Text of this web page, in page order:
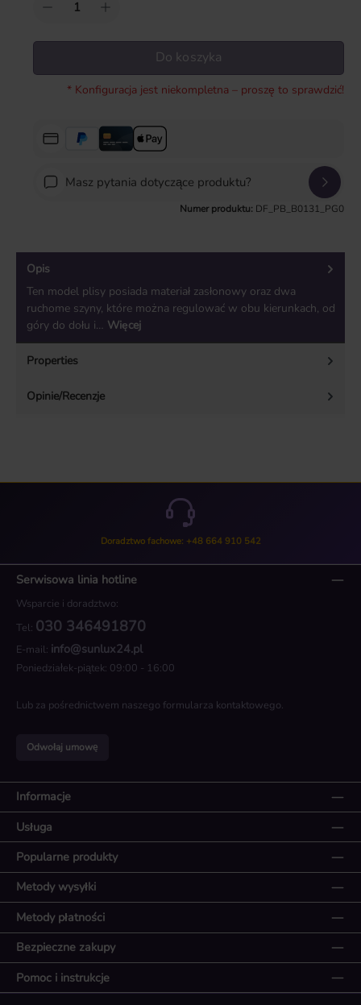
Do koszyka
* Konfiguracja jest niekompletna – proszę to sprawdzić!
Masz pytania dotyczące produktu?
Numer produktu: DF_PB_B0131_PG0
Opis
Ten model plisy posiada materiał zasłonowy oraz dwa
ruchome szyny, które można regulować w obu kierunkach, od
góry do dołu i… Więcej
Properties
Opinie/Recenzje
Doradztwo fachowe: +48 664 910 542
Serwisowa linia hotline
Wsparcie i doradztwo:
Tel: 030 346491870
E-mail: info@sunlux24.pl
Poniedziałek-piątek: 09:00 - 16:00
Lub za pośrednictwem naszego formularza kontaktowego.
Odwołaj umowę
Informacje
Usługa
Popularne produkty
Metody płatności
Metody wysyłki
Bezpieczne zakupy
Pomoc i instrukcje